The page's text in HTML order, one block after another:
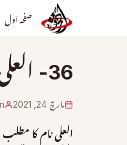
صفحہ اول
36- العلی
مارچ 24, 2021
العلی نام کا مطلب